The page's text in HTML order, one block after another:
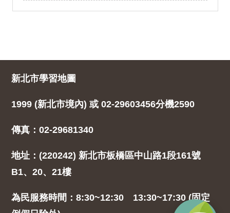
新北市學習地圖
1999 (新北市境內) 或 02-29603456分機2590
傳真：02-29681340
地址：(220242) 新北市板橋區中山路1段161號
B1、20、21樓
為民服務時間：8:30~12:30 13:30~17:30 (固定